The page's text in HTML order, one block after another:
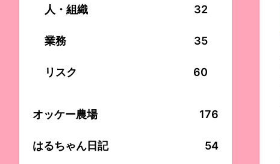
人・組織 32
業務 35
リスク 60
オッケー農場 176
はるちゃん日記 54